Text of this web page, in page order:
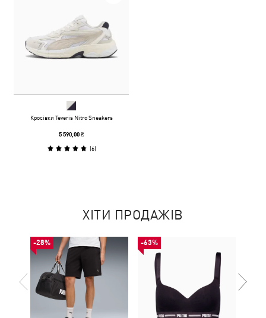
Кросівки Teveris Nitro Sneakers
5 590,00 ₴
(6)
ХІТИ ПРОДАЖІВ
-28% -63%